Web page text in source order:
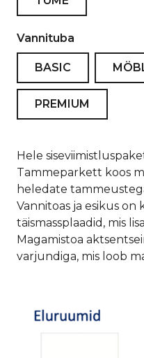
Vannituba
BASIC
PREMIUM
Hele
Tammeparkett koos
heledate
Vannitoas ja esikus on
täismassplaadid, mis
Magamistoa
varjundiga, mis loob